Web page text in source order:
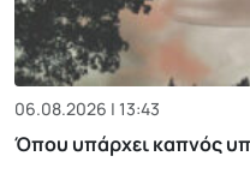
06.08.2026 | 13:43
Όπου υπάρχει καπνός